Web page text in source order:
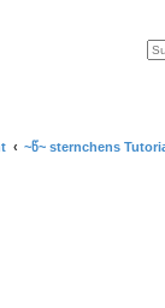
~წ~ sternchens